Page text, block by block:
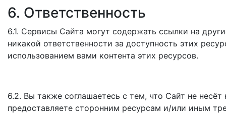
6. Ответственность
6.1. Сервисы Сайта могут содержать ссылки на
никакой ответственности за доступность этих
использованием вами контента этих ресурсов.
6.2. Вы также соглашаетесь с тем, что Сайт не
предоставляете сторонним ресурсам и/или иным